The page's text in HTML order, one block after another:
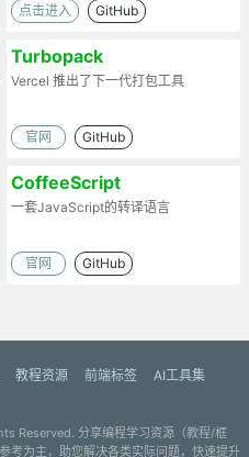
点击进入 GitHub
Turbopack
Vercel 推出了下一代打包工具
官网 GitHub
CoffeeScript
一套JavaScript的转译语言
官网 GitHub
教程资源 前端标签
AI工具集